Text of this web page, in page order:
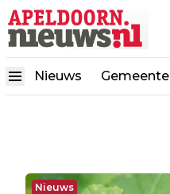
Nieuws Gemeente
Nieuws